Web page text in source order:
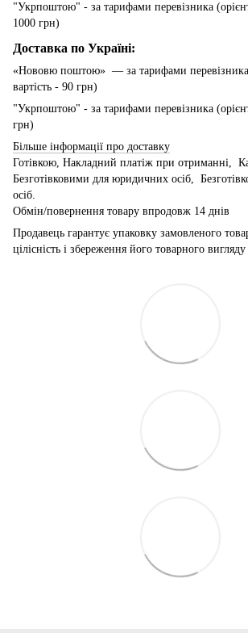
"Укрпоштою" - за тарифами перевізника
1000 грн)
Доставка по Україні:
«Нововю поштою» — за тарифами перевізника
вартість - 90 грн)
"Укрпоштою" - за тарифами перевізника
грн)
Більше інформації про доставку
Готівкою, Накладний платіж при отриманні,
Безготівковими для юридичних осіб,
осіб.
Обмін/повернення товару впродовж 14 днів
Продавець гарантує упаковку замовленого
цілісність і збереження його товарного вигляду